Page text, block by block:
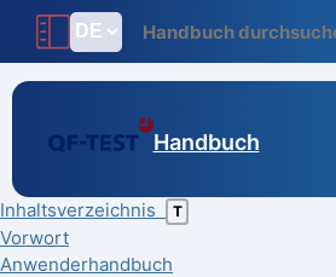
Handbuch
Inhaltsverzeichnis T
Vorwort
Anwenderhandbuch